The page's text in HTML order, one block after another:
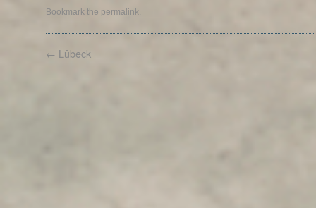
Bookmark the permalink.
← Lûbeck